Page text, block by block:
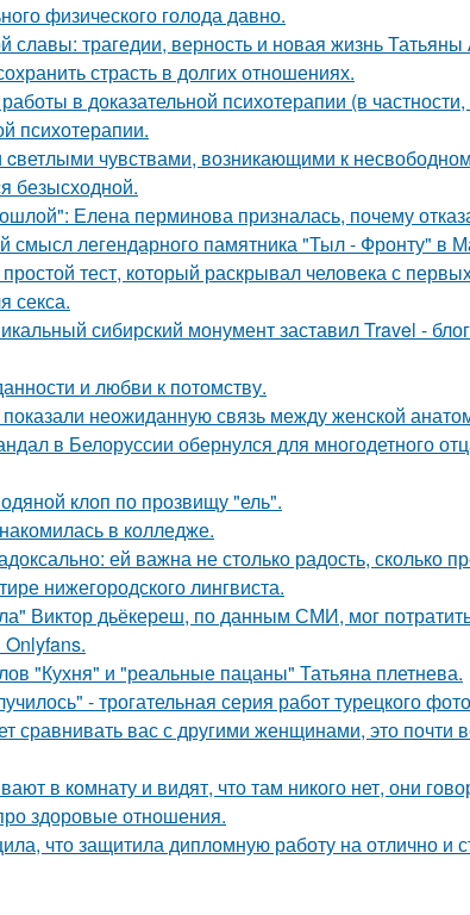
физического голода давно.
славы: трагедии, верность и новая жизнь
страсть в долгих отношениях.
в доказательной психотерапии (в
психотерапии.
чувствами, возникающими к
безысходной.
Елена перминова призналась, почему
смысл легендарного памятника "Тыл - Фронту" в
тест, который раскрывал человека с
секса.
сибирский монумент заставил Travel -
и любви к потомству.
неожиданную связь между женской
в Белоруссии обернулся для многодетного
клоп по прозвищу "ель".
в колледже.
ей важна не столько радость, сколько
нижегородского лингвиста.
Виктор дьёкереш, по данным СМИ, мог
Onlyfans.
"Кухня" и "реальные пацаны" Татьяна плетнева.
- трогательная серия работ турецкого
сравнивать вас с другими женщинами, это почти
в комнату и видят, что там никого нет, они
здоровые отношения.
что защитила дипломную работу на отлично и